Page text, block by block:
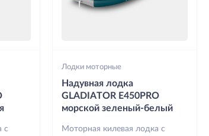
с
Лодки моторные
Надувная лодка
GLADIATOR E450PRO
морской зеленый-белый
Моторная килевая лодка с